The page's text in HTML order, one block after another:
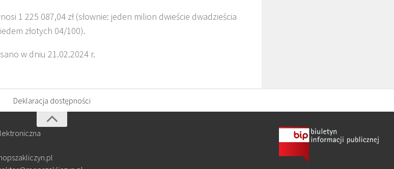
1 225 087,04 zł (słownie: jeden milion dwieście dwadzieścia
złotych 04/100).
w dniu 21.02.2024 r.
Deklaracja dostępności